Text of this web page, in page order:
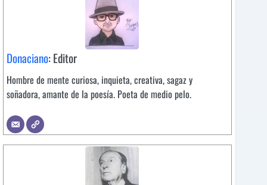
Donaciano: Editor
Hombre de mente curiosa, inquieta, creativa, sagaz y
soñadora, amante de la poesía. Poeta de medio pelo.